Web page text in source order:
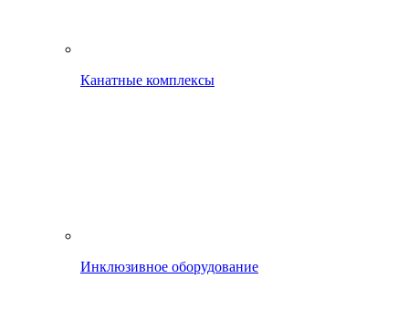
Канатные комплексы
Инклюзивное оборудование